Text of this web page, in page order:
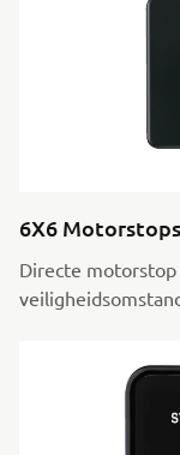
6X6
Directe